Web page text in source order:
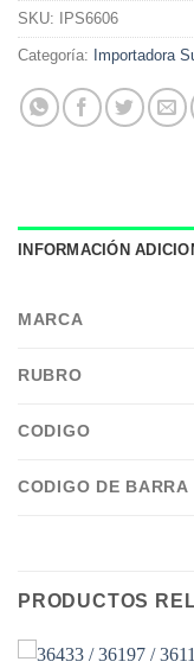
SKU: IPS6606
Categoría: Importadora
INFORMACIÓN
MARCA
RUBRO
CODIGO
CODIGO DE BARRA
PRODUCTOS